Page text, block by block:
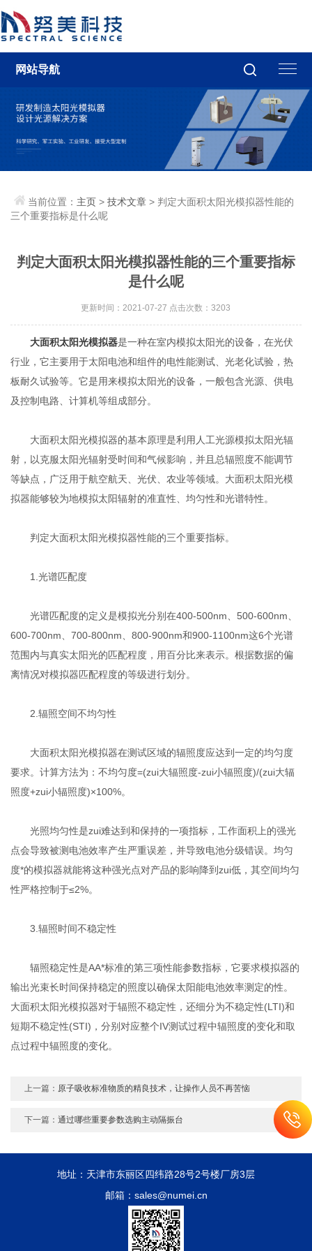
网站导航
当前位置： 主页 >技术文章 > 判定大面积太阳光模拟器性能的
三个重要指标是什么呢
判定大面积太阳光模拟器性能的三个重要指标
是什么呢
更新时间：2021-07-27 点击次数：3203
大面积太阳光模拟器是一种在室内模拟太阳光的设备，在光伏
行业，它主要用于太阳电池和组件的电性能测试、光老化试验，热
板耐久试验等。它是用来模拟太阳光的设备，一般包含光源、供电
及控制电路、计算机等组成部分。
大面积太阳光模拟器的基本原理是利用人工光源模拟太阳光辐
射，以克服太阳光辐射受时间和气候影响，并且总辐照度不能调节
等缺点，广泛用于航空航天、光伏、农业等领域。大面积太阳光模
拟器能够较为地模拟太阳辐射的准直性、均匀性和光谱特性。
判定大面积太阳光模拟器性能的三个重要指标。
1.光谱匹配度
光谱匹配度的定义是模拟光分别在400-500nm、500-600nm、
600-700nm、700-800nm、800-900nm和900-1100nm这6个光谱
范围内与真实太阳光的匹配程度，用百分比来表示。根据数据的偏
离情况对模拟器匹配程度的等级进行划分。
2.辐照空间不均匀性
大面积太阳光模拟器在测试区域的辐照度应达到一定的均匀度
要求。计算方法为：不均匀度=(zui大辐照度-zui小辐照度)/(zui大辐
照度+zui小辐照度)×100%。
光照均匀性是zui难达到和保持的一项指标，工作面积上的强光
点会导致被测电池效率产生严重误差，并导致电池分级错误。均匀
度*的模拟器就能将这种强光点对产品的影响降到zui低，其空间均匀
性严格控制于≤2%。
3.辐照时间不稳定性
辐照稳定性是AA*标准的第三项性能参数指标，它要求模拟器的
输出光束长时间保持稳定的照度以确保太阳能电池效率测定的性。
大面积太阳光模拟器对于辐照不稳定性，还细分为不稳定性(LTI)和
短期不稳定性(STI)，分别对应整个IV测试过程中辐照度的变化和取
点过程中辐照度的变化。
上一篇： 原子吸收标准物质的精良技术，让操作人员不再苦恼
下一篇：通过哪些重要参数选购主动隔振台
地址：天津市东丽区四纬路28号2号楼厂房3层
邮箱：sales@numei.cn